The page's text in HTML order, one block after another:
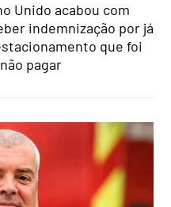
Unido acabou com
indemnização por já
que foi
pagar